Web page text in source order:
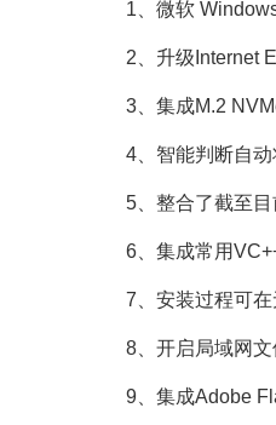
1、微软 Windows
2、升级Internet
3、集成M.2
4、智能判断自动
5、整合了截至目前
6、集成常用VC++
7、安装过程可在无
8、开启局域网文
9、集成Adobe